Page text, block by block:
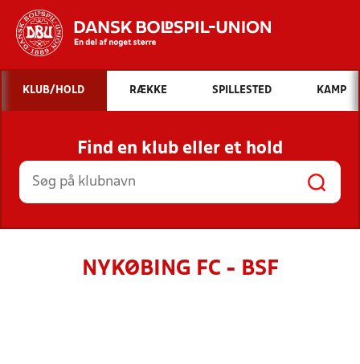
Hvad vil du søge efter?
INDHOLD OG NYHEDER
STILLINGER, RESULTATER, KLUBBER OG
HOLD
KLUB/HOLD RÆKKE SPILLESTED KAMP
Find en klub eller et hold
NYKØBING FC - BSF